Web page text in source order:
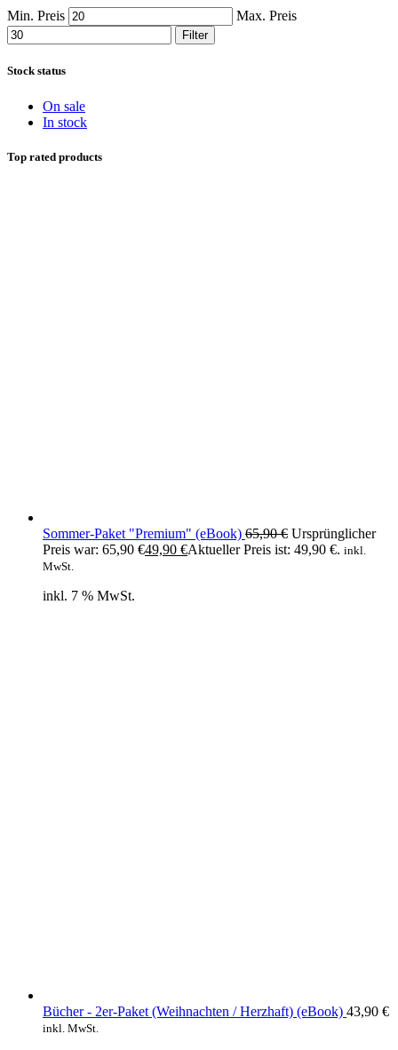
Min. Preis Max. Preis
Filter
Stock status
On sale
In stock
Top rated products
Sommer-Paket "Premium" (eBook) 65,90€ Ursprünglicher
Preis war: 65,90 €49,90 €Aktueller Preis ist: 49,90 €. inkl.
MwSt.
inkl. 7 % MwSt.
Bücher - 2er-Paket (Weihnachten / Herzhaft) (eBook) 43,90 €
inkl. MwSt.